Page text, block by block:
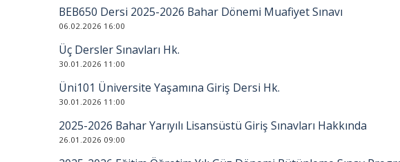
BEB650 Dersi 2025-2026 Bahar Dönemi Muafiyet Sınavı
06.02.2026 16:00
Üç Dersler Sınavları Hk.
30.01.2026 11:00
Üni101 Üniversite Yaşamına Giriş Dersi Hk.
30.01.2026 11:00
2025-2026 Bahar Yarıyılı Lisansüstü Giriş Sınavları Hakkında
26.01.2026 09:00